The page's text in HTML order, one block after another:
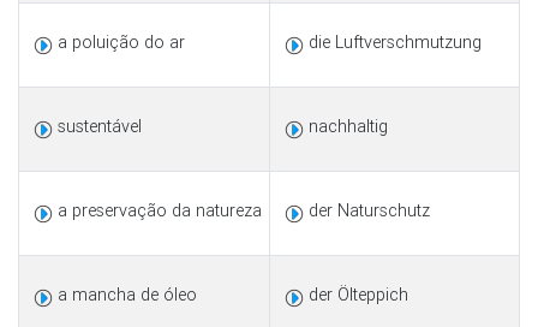
a poluição do ar die Luftverschmutzung
sustentável nachhaltig
a preservação da natureza der Naturschutz
a mancha de óleo der Ölteppich